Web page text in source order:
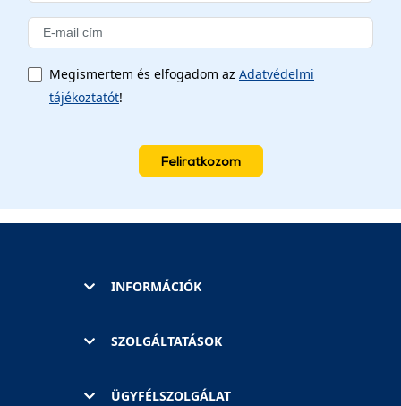
Megismertem és elfogadom az Adatvédelmi
tájékoztatót!
Feliratkozom
INFORMÁCIÓK
SZOLGÁLTATÁSOK
ÜGYFÉLSZOLGÁLAT